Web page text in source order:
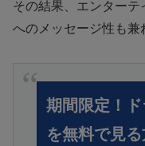
その結果、エンター
へのメッセージ性も兼
期間限定！ド
を無料で見る